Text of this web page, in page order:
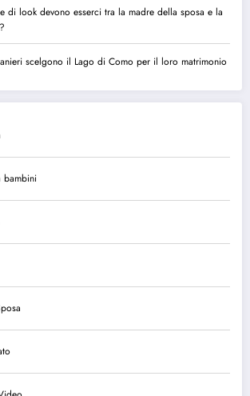
di look devono esserci tra la madre della sposa e la
scelgono il Lago di Como per il loro matrimonio
bambini